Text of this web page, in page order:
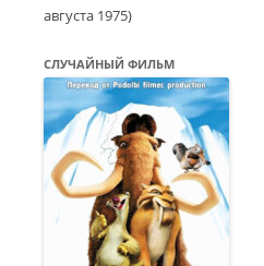
августа 1975)
СЛУЧАЙНЫЙ ФИЛЬМ